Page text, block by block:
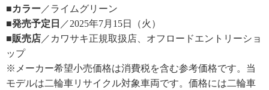
■カラー ／ライムグリーン
■発売予定日 ／2025年7月15日（火）
■販売店 ／カワサキ正規取扱店、オフロードエントリーショ
ップ
※メーカー希望小売価格は消費税を含む参考価格です。当
モデルは二輪車リサイクル対象車両です。価格には二輪車